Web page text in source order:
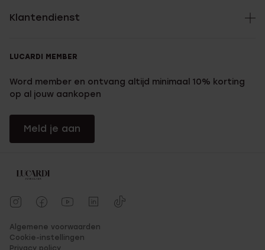
Klantendienst
LUCARDI MEMBER
Word member en ontvang altijd minimaal 10% korting
op al jouw aankopen
Meld je aan
Algemene voorwaarden
Cookie-instellingen